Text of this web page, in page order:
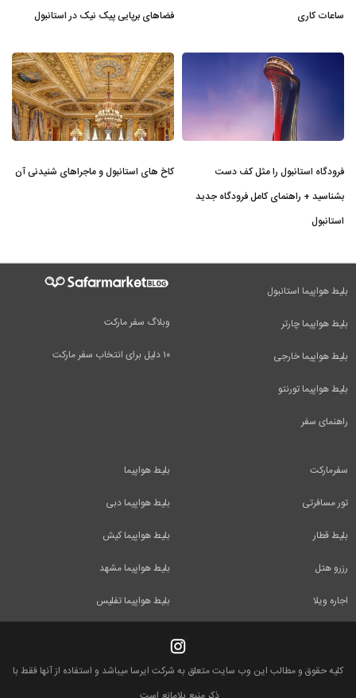
ساعات کاری
فضاهای برپایی پیک نیک در استانبول
فرودگاه استانبول را مثل کف دست
بشناسید + راهنمای کامل فرودگاه جدید
استانبول
کاخ های استانبول و ماجراهای شنیدنی آن
وبلاگ سفر مارکت
۱۰ دلیل برای انتخاب سفر مارکت
بلیط هواپیما استانبول
بلیط هواپیما چارتر
بلیط هواپیما خارجی
بلیط هواپیما تورنتو
راهنمای سفر
بلیط هواپیما
بلیط هواپیما دبی
بلیط هواپیما کیش
بلیط هواپیما مشهد
بلیط هواپیما تفلیس
سفرمارکت
تور مسافرتی
بلیط قطار
رزرو هتل
اجاره ویلا
کلیه حقوق و مطالب این وب سایت متعلق به شرکت ایرسا میباشد و استفاده از آنها فقط با